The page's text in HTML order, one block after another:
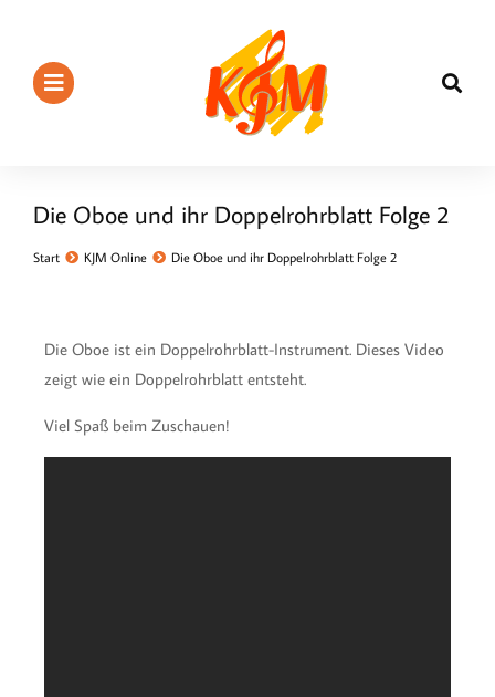
Die Oboe und ihr Doppelrohrblatt Folge 2
Sie befinden sich hier:
Start KJM Online Die Oboe und ihr Doppelrohrblatt Folge 2
Die Oboe ist ein Doppelrohrblatt-Instrument. Dieses Video
zeigt wie ein Doppelrohrblatt entsteht.
Viel Spaß beim Zuschauen!